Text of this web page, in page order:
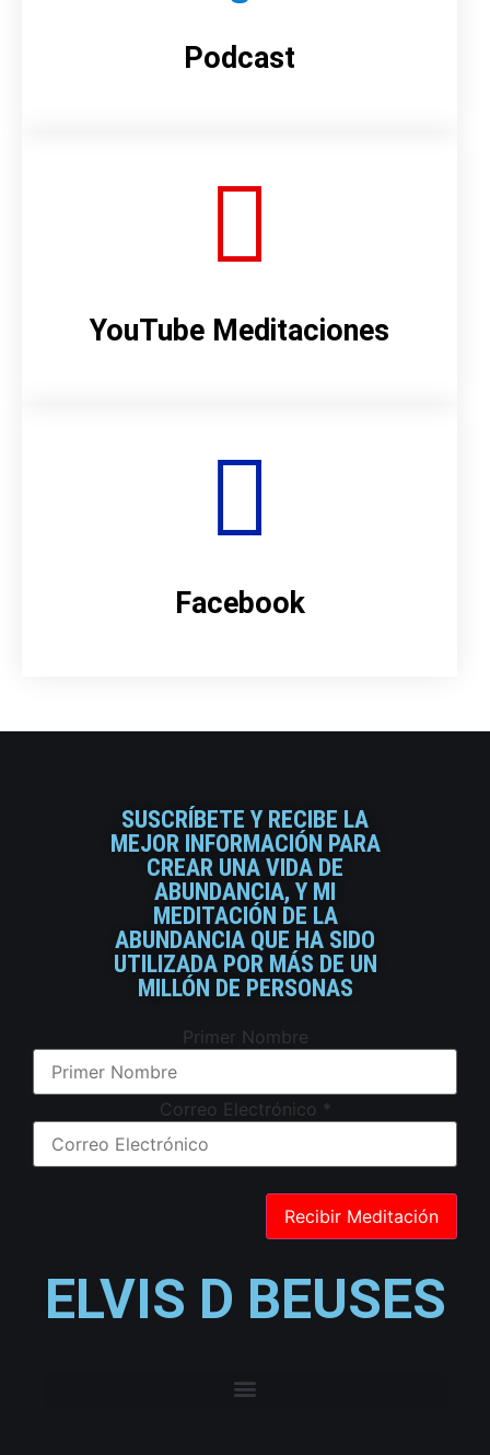
Podcast
YouTube Meditaciones
Facebook
SUSCRÍBETE Y RECIBE LA
MEJOR INFORMACIÓN PARA
CREAR UNA VIDA DE
ABUNDANCIA, Y MI
MEDITACIÓN DE LA
ABUNDANCIA QUE HA SIDO
UTILIZADA POR MÁS DE UN
MILLÓN DE PERSONAS
Primer Nombre
Correo Electrónico *
ELVIS D BEUSES